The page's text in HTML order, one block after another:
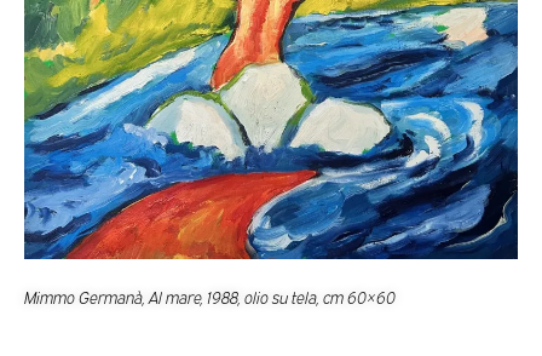
Mimmo Germanà, Al mare, 1988, olio su tela, cm 60×60